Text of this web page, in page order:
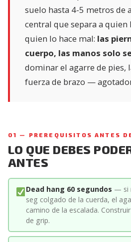
suelo hasta 4-5 metros de
central que separa a quien
quien lo hace mal: las
cuerpo, las manos solo
dominar el agarre de pies,
fuerza de brazo —
01 — PREREQUISITOS ANTES
LO QUE DEBES
ANTES
Dead hang 60 segundos — si
seg colgado de la cuerda, el
camino de la escalada.
de grip.